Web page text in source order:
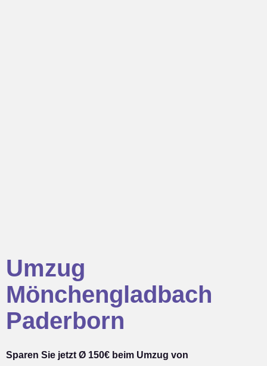
Umzug
Mönchengladbach
Paderborn
Sparen Sie jetzt Ø 150€ beim Umzug von